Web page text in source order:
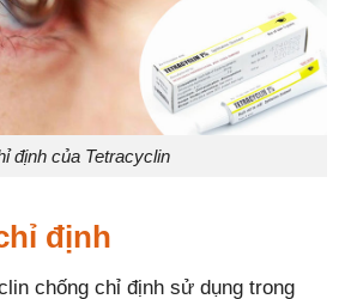
định của Tetracyclin
định
chống chỉ định sử dụng trong